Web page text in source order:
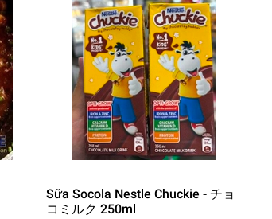
Sữa Socola Nestle Chuckie - チョ
コミルク 250ml